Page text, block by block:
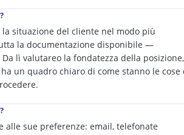
situazione del cliente nel modo più
la documentazione disponibile —
lì valutareo la fondatezza della posizione,
un quadro chiaro di come stanno le cose
alle sue preferenze: email, telefonate